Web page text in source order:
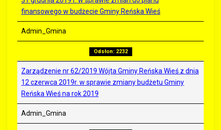
finansowego w budżecie Gminy Reńska Wieś
Admin_Gmina
Odsłon: 2232
Zarządzenie nr 62/2019 Wójta Gminy Reńska Wieś z dnia
12 czerwca 2019r. w sprawie zmiany budżetu Gminy
Reńska Wieś na rok 2019
Admin_Gmina